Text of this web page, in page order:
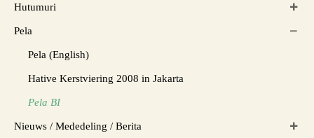
Hutumuri
Pela
Pela (English)
Hative Kerstviering 2008 in Jakarta
Pela BI
Nieuws / Mededeling / Berita